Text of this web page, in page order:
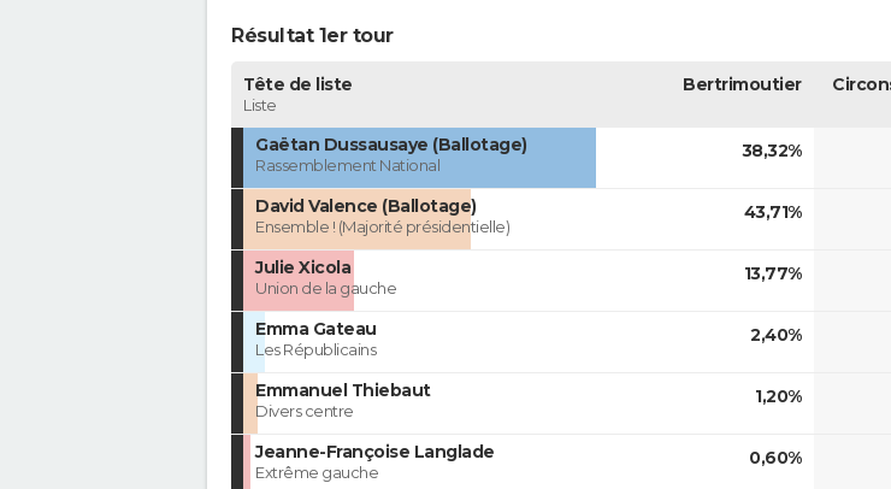
Résultat 1er tour
Tête de liste
Liste
Bertrimoutier
Gaëtan Dussausaye (Ballotage)
Rassemblement National
38,32%
David Valence (Ballotage)
Ensemble ! (Majorité présidentielle)
43,71%
Julie Xicola
Union de la gauche
13,77%
Emma Gateau
Les Républicains
2,40%
Emmanuel Thiebaut
Divers centre
1,20%
Jeanne-Françoise Langlade
Extrême gauche
0,60%